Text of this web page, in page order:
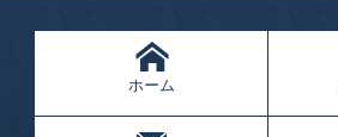
ホーム